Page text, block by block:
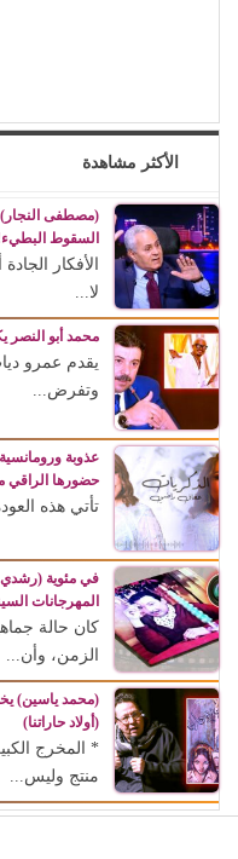
الأكثر مشاهدة
(مصطفى النجار)
السقوط
الأفكار
لا...
محمد أبو النصر
يقدم عمرو
وتفرض...
عذوبة
حضورها الراقي
تأتي هذه
في مئوية (رشدي
المهرجانات
كان حالة
الزمن، وأن...
(محمد ياسين)
(أولاد حاراتنا)
* المخرج
منتج وليس...